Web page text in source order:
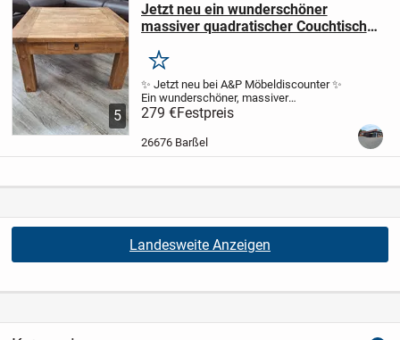
5
Jetzt neu ein wunderschöner
massiver quadratischer Couchtisch
Merken
✨ Jetzt neu bei A&P Möbeldiscounter ✨
Ein wunderschöner, massiver
quadratischer Couchtisch im rustikalen
Stil mit markanten Ecken und Kanten.
Dieses Möbelstück überzeugt durch
279 €Festpreis
26676 Barßel
Landesweite Anzeigen